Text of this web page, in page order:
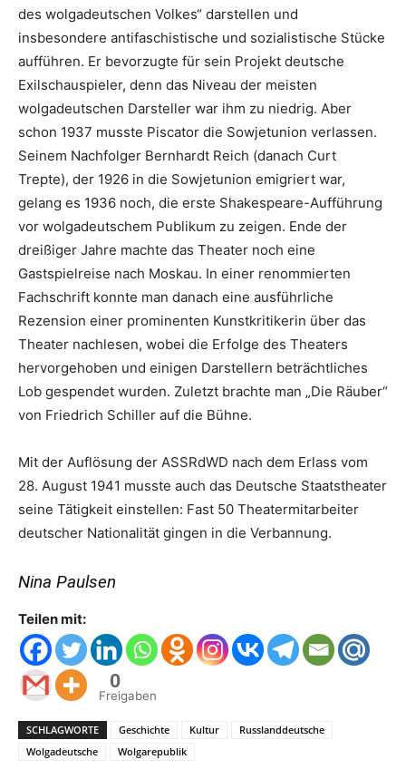
des wolgadeutschen Volkes“ darstellen und
insbesondere antifaschistische und sozialistische Stücke
aufführen. Er bevorzugte für sein Projekt deutsche
Exilschauspieler, denn das Niveau der meisten
wolgadeutschen Darsteller war ihm zu niedrig. Aber
schon 1937 musste Piscator die Sowjetunion verlassen.
Seinem Nachfolger Bernhardt Reich (danach Curt
Trepte), der 1926 in die Sowjetunion emigriert war,
gelang es 1936 noch, die erste Shakespeare-Aufführung
vor wolgadeutschem Publikum zu zeigen. Ende der
dreißiger Jahre machte das Theater noch eine
Gastspielreise nach Moskau. In einer renommierten
Fachschrift konnte man danach eine ausführliche
Rezension einer prominenten Kunstkritikerin über das
Theater nachlesen, wobei die Erfolge des Theaters
hervorgehoben und einigen Darstellern beträchtliches
Lob gespendet wurden. Zuletzt brachte man „Die Räuber“
von Friedrich Schiller auf die Bühne.
Mit der Auflösung der ASSRdWD nach dem Erlass vom
28. August 1941 musste auch das Deutsche Staatstheater
seine Tätigkeit einstellen: Fast 50 Theatermitarbeiter
deutscher Nationalität gingen in die Verbannung.
Nina Paulsen
Teilen mit:
0
Freigaben
SCHLAGWORTE Geschichte Kultur
Russlanddeutsche
Wolgadeutsche
Wolgarepublik